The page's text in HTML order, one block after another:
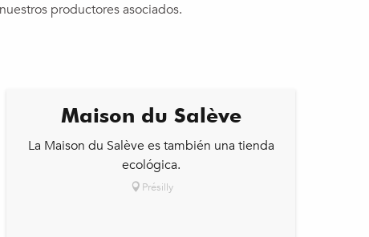
productores asociados.
Maison du Salève
La Maison du Salève es también una tienda
ecológica.
Présilly